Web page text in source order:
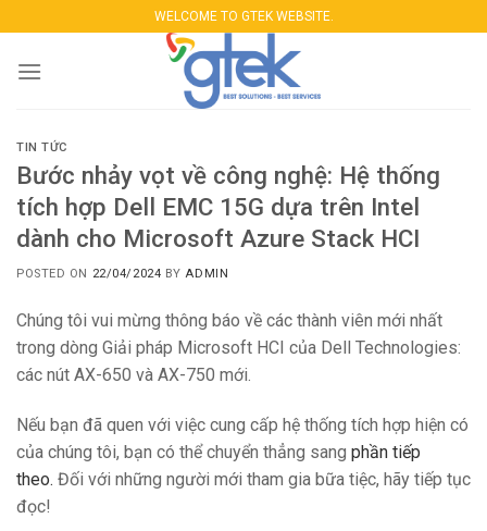
content
WELCOME TO GTEK WEBSITE.
TIN TỨC
Bước nhảy vọt về công nghệ: Hệ thống
tích hợp Dell EMC 15G dựa trên Intel
dành cho Microsoft Azure Stack HCI
POSTED ON 22/04/2024 BYADMIN
Chúng tôi vui mừng thông báo về các thành viên mới nhất
trong dòng Giải pháp Microsoft HCI của Dell Technologies:
các nút AX-650 và AX-750 mới.
Nếu bạn đã quen với việc cung cấp hệ thống tích hợp hiện có
của chúng tôi, bạn có thể chuyển thẳng sang phần tiếp
theo. Đối với những người mới tham gia bữa tiệc, hãy tiếp tục
đọc!